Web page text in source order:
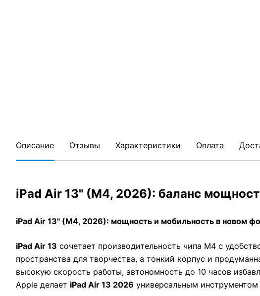
Описание Отзывы Характеристики Оплата
iPad Air 13" (M4, 2026): баланс
iPad Air 13" (M4, 2026): мощность и мобильность в новом
iPad Air 13 сочетает производительность чипа M4 с
пространства для творчества, а тонкий корпус и
высокую скорость работы, автономность до 10 часов
Apple делает iPad Air 13 2026 универсальным